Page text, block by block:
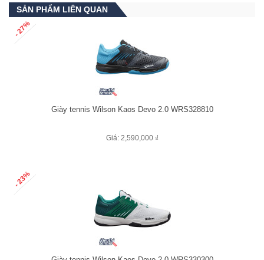
SẢN PHẨM LIÊN QUAN
- 27%
Giày tennis Wilson Kaos Devo 2.0 WRS328810
Giá: 2,590,000 ₫
- 23%